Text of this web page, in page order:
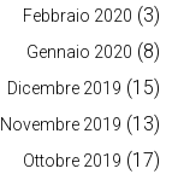
Febbraio 2020 (3)
Gennaio 2020 (8)
Dicembre 2019 (15)
Novembre 2019 (13)
Ottobre 2019 (17)